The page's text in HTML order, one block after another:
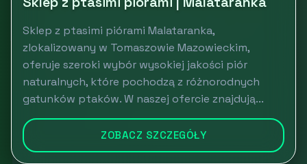
Sklep z ptasimi piórami Malataranka,
zlokalizowany w Tomaszowie Mazowieckim,
oferuje szeroki wybór wysokiej jakości piór
naturalnych, które pochodzą z różnorodnych
gatunków ptaków. W naszej ofercie znajdują...
ZOBACZ SZCZEGÓŁY